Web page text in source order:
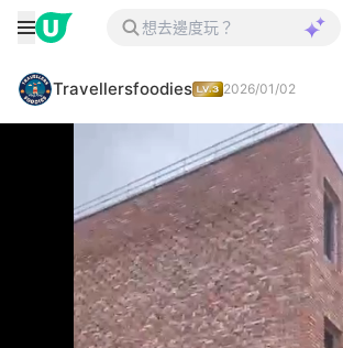
Travellersfoodies 2026/01/02